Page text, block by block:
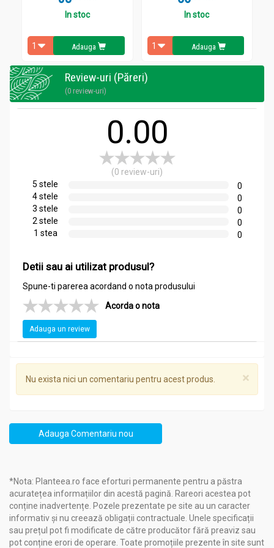
In stoc
Adauga
In stoc
Adauga
Review-uri (Păreri)
(0 review-uri)
0.00
(0 review-uri)
5 stele
0
4 stele
0
3 stele
0
2 stele
0
1 stea
0
Detii sau ai utilizat produsul?
Spune-ti parerea acordand o nota produsului
Acorda o nota
Adauga un review
×
Nu exista nici un comentariu pentru acest produs.
Adauga Comentariu nou
*Nota: Planteea.ro face eforturi permanente pentru a păstra
acuratețea informațiilor din acestă pagină. Rareori acestea pot
conține inadvertențe. Pozele prezentate pe site au un caracter
informativ și nu creează obligații contractuale. Unele specificații
sau prețul pot fi modificate de către producător fără preaviz sau
pot conține erori de operare. Toate promoțiile prezente în site sunt